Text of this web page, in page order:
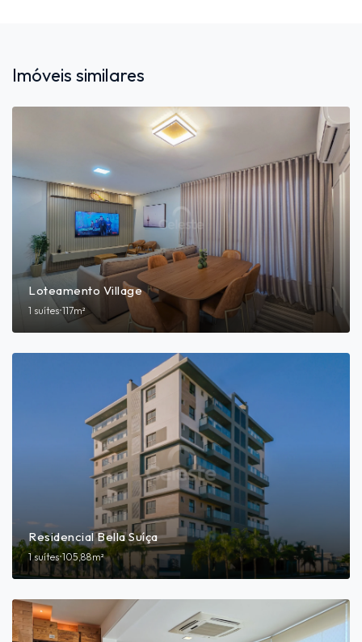
Imóveis similares
Loteamento Village
1 suítes•117m²
Residencial Bella Suíça
1 suítes•105,88m²